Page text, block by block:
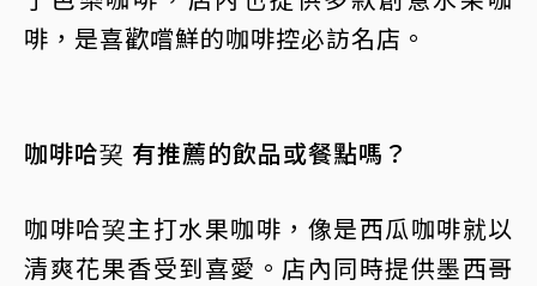
啡，是喜歡嚐鮮的咖啡控必訪名店。
咖啡哈巭 有推薦的飲品或餐點嗎？
咖啡哈巭主打水果咖啡，像是西瓜咖啡就以
清爽花果香受到喜愛。店內同時提供墨西哥